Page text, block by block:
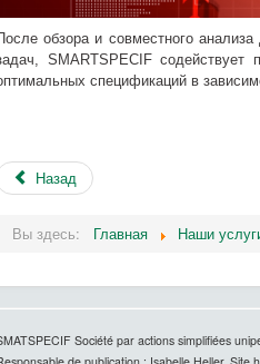
обзора и совместногоанализа
SMARTSPECIF содействует
спецификаций в
Назад
Вы здесь: Главная Наши
MATSPECIF Société par actions simplifiées